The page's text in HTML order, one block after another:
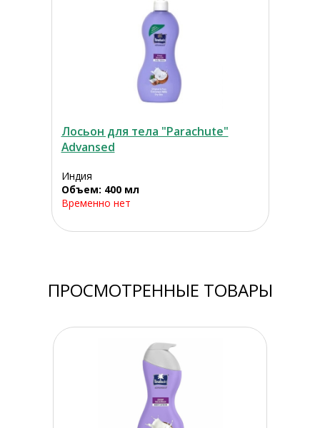
Лосьон для тела "Parachute"
Advansed
Индия
Объем: 400 мл
Временно нет
ПРОСМОТРЕННЫЕ ТОВАРЫ